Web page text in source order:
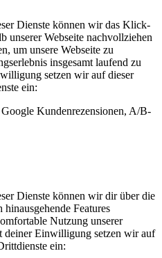
Dienste können wir das Klick-
unserer Webseite nachvollziehen
um unsere Webseite zu
insgesamt laufend zu
setzen wir auf dieser
ein:
Kundenrezensionen, A/B-
Dienste können wir dir über die
Features
Nutzung unserer
deiner Einwilligung setzen wir auf
ein: